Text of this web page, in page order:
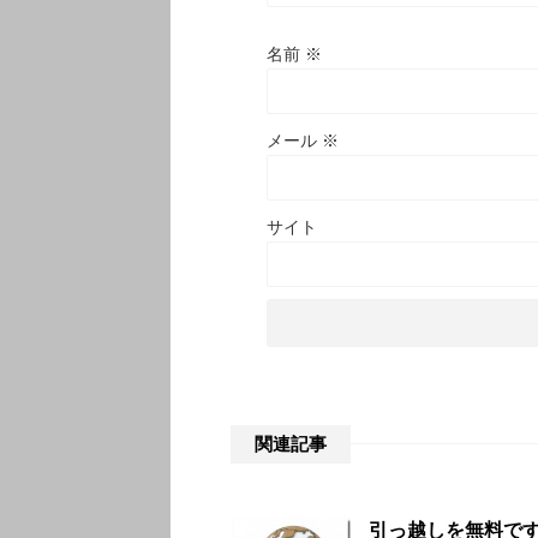
名前 ※
メール ※
サイト
関連記事
引っ越しを無料で